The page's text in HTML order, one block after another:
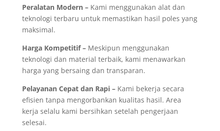
Peralatan Modern –Kami menggunakan alat dan
teknologi terbaru untuk memastikan hasil poles yang
maksimal.
Harga Kompetitif –Meskipun menggunakan
teknologi dan material terbaik, kami menawarkan
harga yang bersaing dan transparan.
Pelayanan Cepat dan Rapi –Kami bekerja secara
efisien tanpa mengorbankan kualitas hasil. Area
kerja selalu kami bersihkan setelah pengerjaan
selesai.